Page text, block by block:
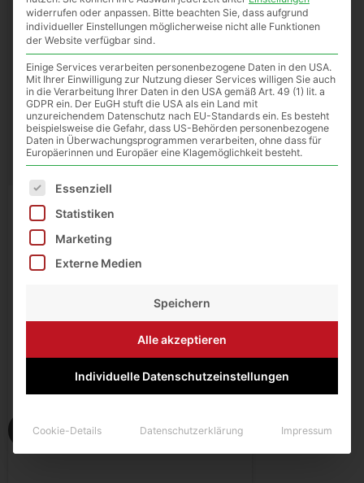
Einräumig imkern auf
Zander
€
Enthält 7% MwSt.
Versand
Lieferzeit: ca. 10 Werktage
Zum Produkt
widerrufen oder anpassen. Bitte beachten Sie, dass aufgrund
individueller Einstellungen möglicherweise nicht alle Funktionen
der Website verfügbar sind.
Einige Services verarbeiten personenbezogene Daten in den USA.
Mit Ihrer Einwilligung zur Nutzung dieser Services willigen Sie auch
in die Verarbeitung Ihrer Daten in den USA gemäß Art. 49 (1) lit. a
GDPR ein. Der EuGH stuft die USA als ein Land mit
unzureichendem Datenschutz nach EU-Standards ein. Es besteht
beispielsweise die Gefahr, dass US-Behörden personenbezogene
Daten in Überwachungsprogrammen verarbeiten, ohne dass für
Europäerinnen und Europäer eine Klagemöglichkeit besteht.
Es folgt eine Liste der Service-Gruppen, für die eine
Essenziell
Statistiken
Marketing
Externe Medien
Speichern
Alle akzeptieren
Individuelle Datenschutzeinstellungen
Cookie-Details Datenschutzerklärung Impressum